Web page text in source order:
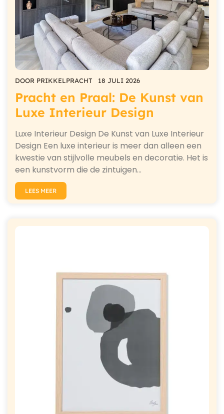
DOOR PRIKKELPRACHT 18 JULI 2026
Pracht en Praal: De Kunst van
Luxe Interieur Design
Luxe Interieur Design De Kunst van Luxe Interieur
Design Een luxe interieur is meer dan alleen een
kwestie van stijlvolle meubels en decoratie. Het is
een kunstvorm die de zintuigen…
LEES MEER